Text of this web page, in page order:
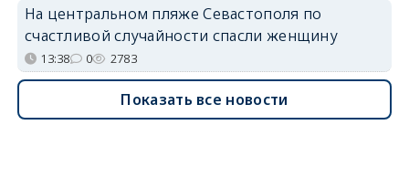
На центральном пляже Севастополя по
счастливой случайности спасли женщину
13:38 0 2783
Показать все новости